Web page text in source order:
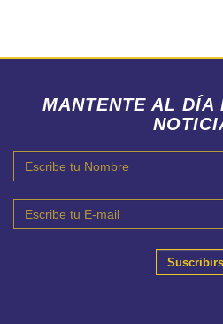
MANTENTE AL DÍA